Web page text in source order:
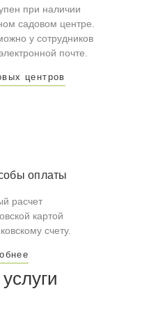
при наличии
садовом центре.
у сотрудников
почте.
центров
оплаты
расчет
картой
счету.